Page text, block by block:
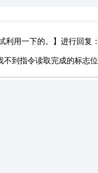
用一下的。】进行回复：
不到指令读取完成的标志位